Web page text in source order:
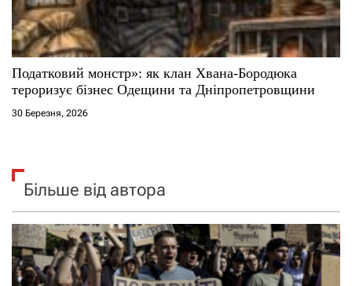
Податковий монстр»: як клан Хвана-Бородюка
тероризує бізнес Одещини та Дніпропетровщини
30 Березня, 2026
Більше від автора